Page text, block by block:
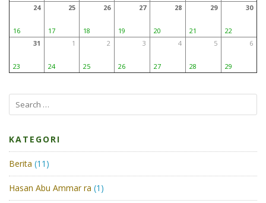
24
16
25
17
26
18
27
19
28
20
29
21
30
22
31
23
1
24
2
25
3
26
4
27
5
28
6
29
KATEGORI
Berita (11)
Hasan Abu Ammar ra (1)